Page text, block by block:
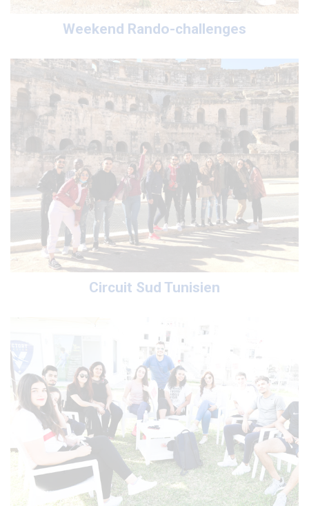
Weekend Rando-challenges
Circuit Sud Tunisien